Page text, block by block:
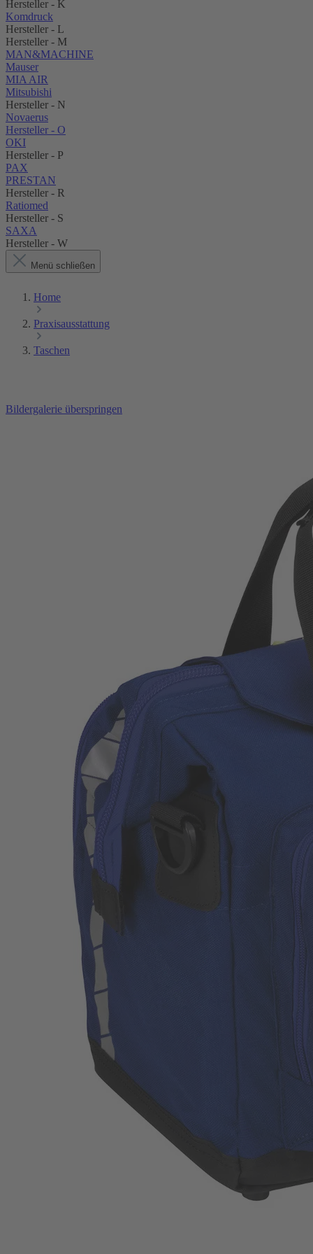
Hersteller - K
Komdruck
Hersteller - L
Hersteller - M
MAN&MACHINE
Mauser
MIA AIR
Mitsubishi
Hersteller - N
Novaerus
Hersteller - O
OKI
Hersteller - P
PAX
PRESTAN
Hersteller - R
Ratiomed
Hersteller - S
SAXA
Hersteller - W
Menü schließen
Home
Praxisausstattung
Taschen
Bildergalerie überspringen